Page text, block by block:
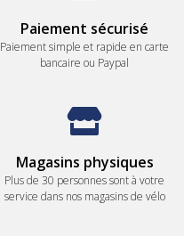
Paiement sécurisé
Paiement simple et rapide en carte
bancaire ou Paypal
Magasins physiques
Plus de 30 personnes sont à votre
service dans nos magasins de vélo